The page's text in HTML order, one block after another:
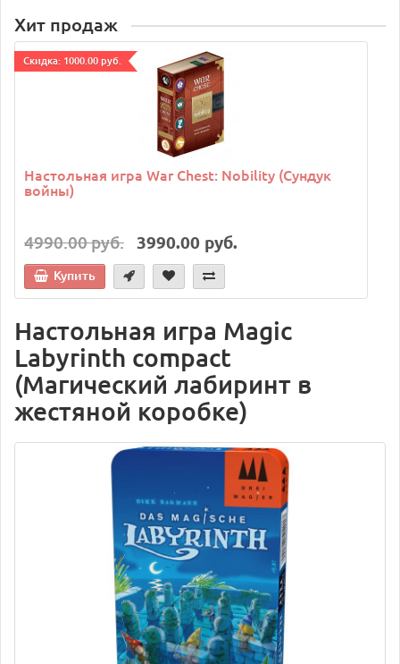
Хит продаж
Cкидка: 1000.00 руб.
Настольная игра War Chest: Nobility (Сундук
войны)
4990.00 руб. 3990.00 руб.
Купить
Настольная игра Magic
Labyrinth compact
(Магический лабиринт в
жестяной коробке)